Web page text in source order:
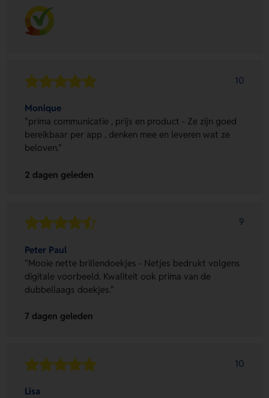
10
Monique
"prima communicatie , prijs en product - Ze zijn goed
bereikbaar per app , denken mee en leveren wat ze
beloven."
2 dagen geleden
9
Peter Paul
"Mooie nette brillendoekjes - Netjes bedrukt volgens
digitale voorbeeld. Kwaliteit ook prima van de
dubbellaags doekjes."
7 dagen geleden
10
Lisa